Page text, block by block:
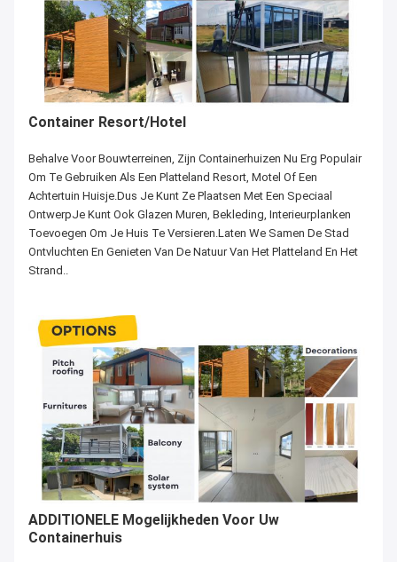
Container Resort/Hotel
Behalve Voor Bouwterreinen, Zijn Containerhuizen Nu Erg Populair
Om Te Gebruiken Als Een Platteland Resort, Motel Of Een
Achtertuin Huisje.Dus Je Kunt Ze Plaatsen Met Een Speciaal
OntwerpJe Kunt Ook Glazen Muren, Bekleding, Interieurplanken
Toevoegen Om Je Huis Te Versieren.Laten We Samen De Stad
Ontvluchten En Genieten Van De Natuur Van Het Platteland En Het
Strand..
ADDITIONELE Mogelijkheden Voor Uw
Containerhuis